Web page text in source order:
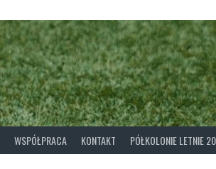
WSPÓŁPRACA KONTAKT PÓŁKOLONIE LETNIE